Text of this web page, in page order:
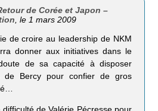
de Corée et Japon –
, le 1 mars 2009
de croire au leadership de NKM
donner aux initiatives dans le
de sa capacité à disposer
de Bercy pour confier de gros
de Valérie Pécresse pour